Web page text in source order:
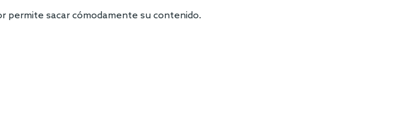
permite sacar cómodamente su contenido.